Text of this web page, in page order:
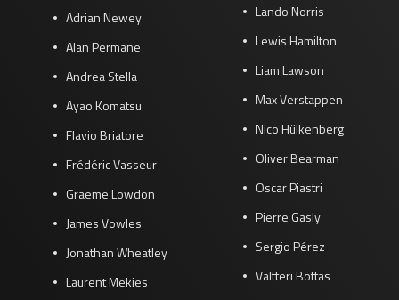
Adrian Newey
Alan Permane
Andrea Stella
Ayao Komatsu
Flavio Briatore
Frédéric Vasseur
Graeme Lowdon
James Vowles
Jonathan Wheatley
Laurent Mekies
Lando Norris
Lewis Hamilton
Liam Lawson
Max Verstappen
Nico Hülkenberg
Oliver Bearman
Oscar Piastri
Pierre Gasly
Sergio Pérez
Valtteri Bottas